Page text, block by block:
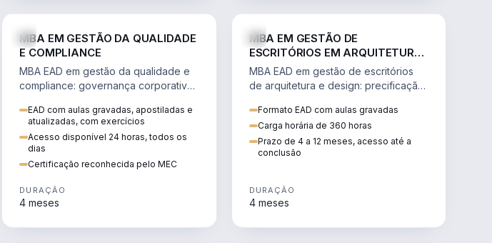
MBA EM GESTÃO DA QUALIDADE
E COMPLIANCE
MBA EAD em gestão da qualidade e
compliance: governança corporativa,
contínua e IA aplicada a processos.
EAD com aulas gravadas, apostiladas e
atualizadas, com exercícios
Acesso disponível 24 horas, todos os
dias
Certificação reconhecida pelo MEC
DURAÇÃO
4 meses
MBA EM GESTÃO DE
ESCRITÓRIOS EM ARQUITETURA
E DESIGN
MBA EAD em gestão de escritórios
de arquitetura e design: precificação,
gestão de equipes criativas.
Formato EAD com aulas gravadas
Carga horária de 360 horas
Prazo de 4 a 12 meses, acesso até a
conclusão
DURAÇÃO
4 meses